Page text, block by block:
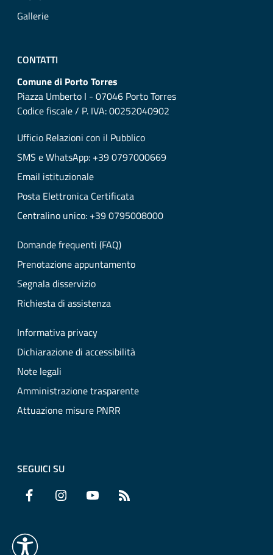
Gallerie
CONTATTI
Comune di Porto Torres
Piazza Umberto I - 07046 Porto Torres
Codice fiscale / P. IVA: 00252040902
Ufficio Relazioni con il Pubblico
SMS e WhatsApp: +39 0797000669
Email istituzionale
Posta Elettronica Certificata
Centralino unico: +39 0795008000
Domande frequenti (FAQ)
Prenotazione appuntamento
Segnala disservizio
Richiesta di assistenza
Informativa privacy
Dichiarazione di accessibilità
Note legali
Amministrazione trasparente
Attuazione misure PNRR
SEGUICI SU
Facebook Instagram YouTube